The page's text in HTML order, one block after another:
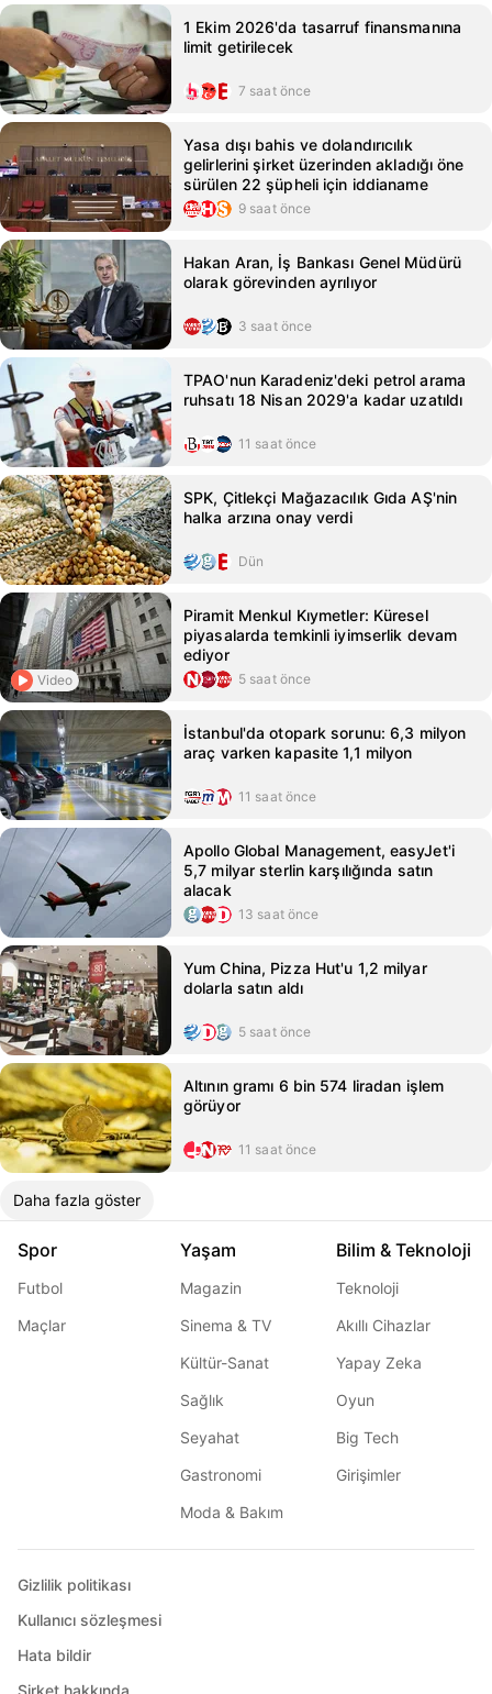
1 Ekim 2026'da tasarruf finansmanına
limit getirilecek
7 saat önce
Yasa dışı bahis ve dolandırıcılık
gelirlerini şirket üzerinden akladığı öne
sürülen 22 şüpheli için iddianame
9 saat önce
Hakan Aran, İş Bankası Genel Müdürü
olarak görevinden ayrılıyor
3 saat önce
TPAO'nun Karadeniz'deki petrol arama
ruhsatı 18 Nisan 2029'a kadar uzatıldı
11 saat önce
SPK, Çitlekçi Mağazacılık Gıda AŞ'nin
halka arzına onay verdi
Dün
Video
Piramit Menkul Kıymetler: Küresel
piyasalarda temkinli iyimserlik devam
ediyor
5 saat önce
İstanbul'da otopark sorunu: 6,3 milyon
araç varken kapasite 1,1 milyon
11 saat önce
Apollo Global Management, easyJet'i
5,7 milyar sterlin karşılığında satın
alacak
13 saat önce
Yum China, Pizza Hut'u 1,2 milyar
dolarla satın aldı
5 saat önce
Altının gramı 6 bin 574 liradan işlem
görüyor
11 saat önce
Daha fazla göster
Spor
Futbol
Maçlar
Yaşam
Magazin
Sinema & TV
Kültür-Sanat
Sağlık
Seyahat
Gastronomi
Moda & Bakım
Bilim & Teknoloji
Teknoloji
Akıllı Cihazlar
Yapay Zeka
Oyun
Big Tech
Girişimler
Gizlilik politikası
Kullanıcı sözleşmesi
Hata bildir
Şirket hakkında